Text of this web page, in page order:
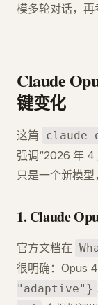
模多轮对话，再
Claude
键变化
这篇 claude
强调“2026 年 4
只是一个新模型
1. Claude
官方文档在
很明确：Opus
"adaptive"}